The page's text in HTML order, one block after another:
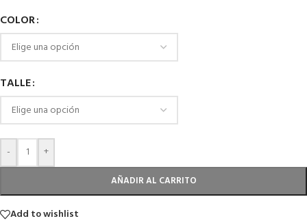
COLOR
TALLE
- +
AÑADIR AL CARRITO
Add to wishlist